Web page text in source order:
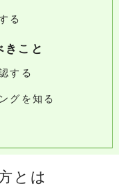
る
きこと
する
グを知る
とは